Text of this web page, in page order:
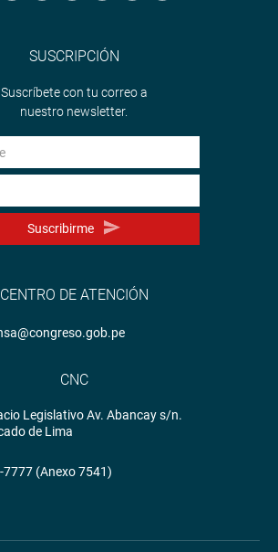
SUSCRIPCIÓN
Suscríbete con tu correo a
nuestro newsletter.
Suscribirme
CENTRO DE ATENCIÓN
CNC
Legislativo Av. Abancay s/n.
de Lima
7777 (Anexo 7541)